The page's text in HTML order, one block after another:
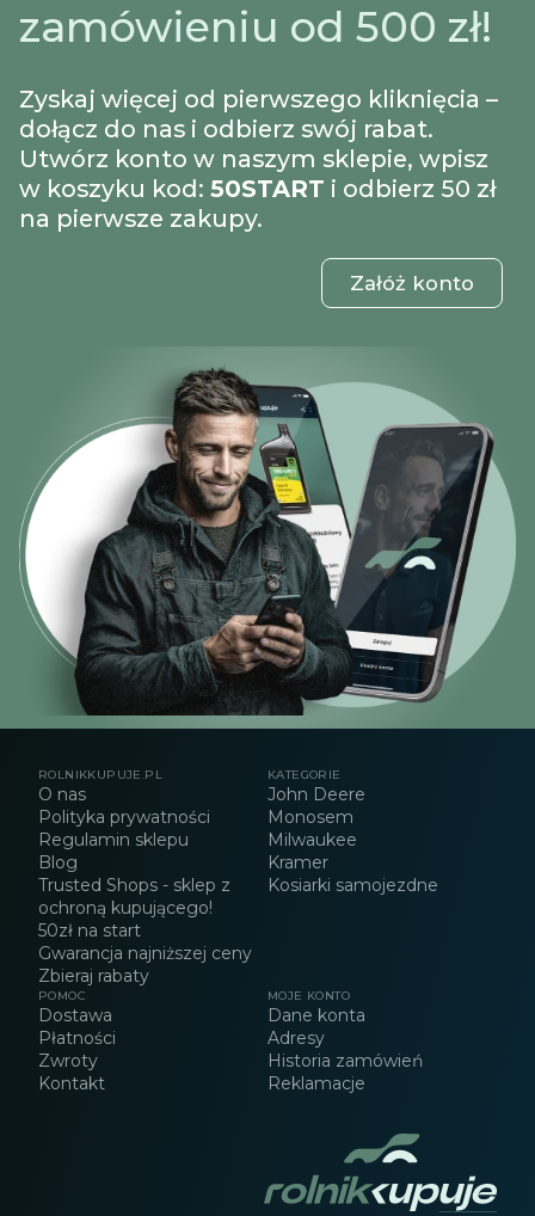
zamówieniu od 500 zł!
Zyskaj więcej od pierwszego kliknięcia –
dołącz do nas i odbierz swój rabat.
Utwórz konto w naszym sklepie, wpisz
w koszyku kod: 50START i odbierz 50 zł
na pierwsze zakupy.
Załóż konto
ROLNIKKUPUJE.PL
O nas
Polityka prywatności
Regulamin sklepu
Blog
Trusted Shops - sklep z
ochroną kupującego!
50zł na start
Gwarancja najniższej ceny
Zbieraj rabaty
KATEGORIE
John Deere
Monosem
Milwaukee
Kramer
Kosiarki samojezdne
POMOC
Dostawa
Płatności
Zwroty
Kontakt
MOJE KONTO
Dane konta
Adresy
Historia zamówień
Reklamacje